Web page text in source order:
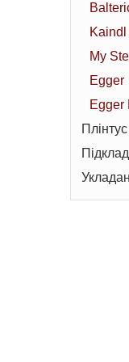
Kaindl
My
Egger
Egger
Плінтус